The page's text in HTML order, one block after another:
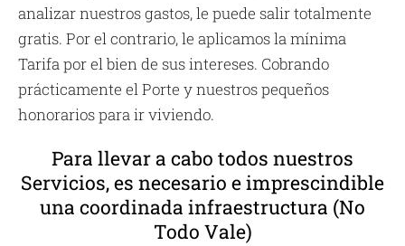
analizar nuestros gastos, le puede salir totalmente
gratis. Por el contrario, le aplicamos la mínima
Tarifa por el bien de sus intereses. Cobrando
prácticamente el Porte y nuestros pequeños
honorarios para ir viviendo.
Para llevar a cabo todos nuestros
Servicios, es necesario e imprescindible
una coordinada infraestructura (No
Todo Vale)